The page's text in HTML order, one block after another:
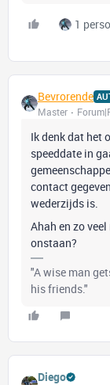
1
Bevrorende
Master
Ik denk dat het
speeddate in
contact
wederzijds is.
Ahah en zo
onstaan?
"A wise man
his friends."
Diego